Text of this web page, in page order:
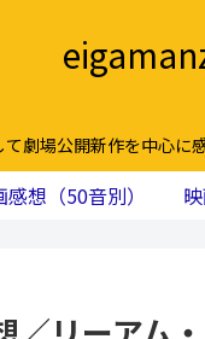
劇場公開新作を中心
感想（50音別）